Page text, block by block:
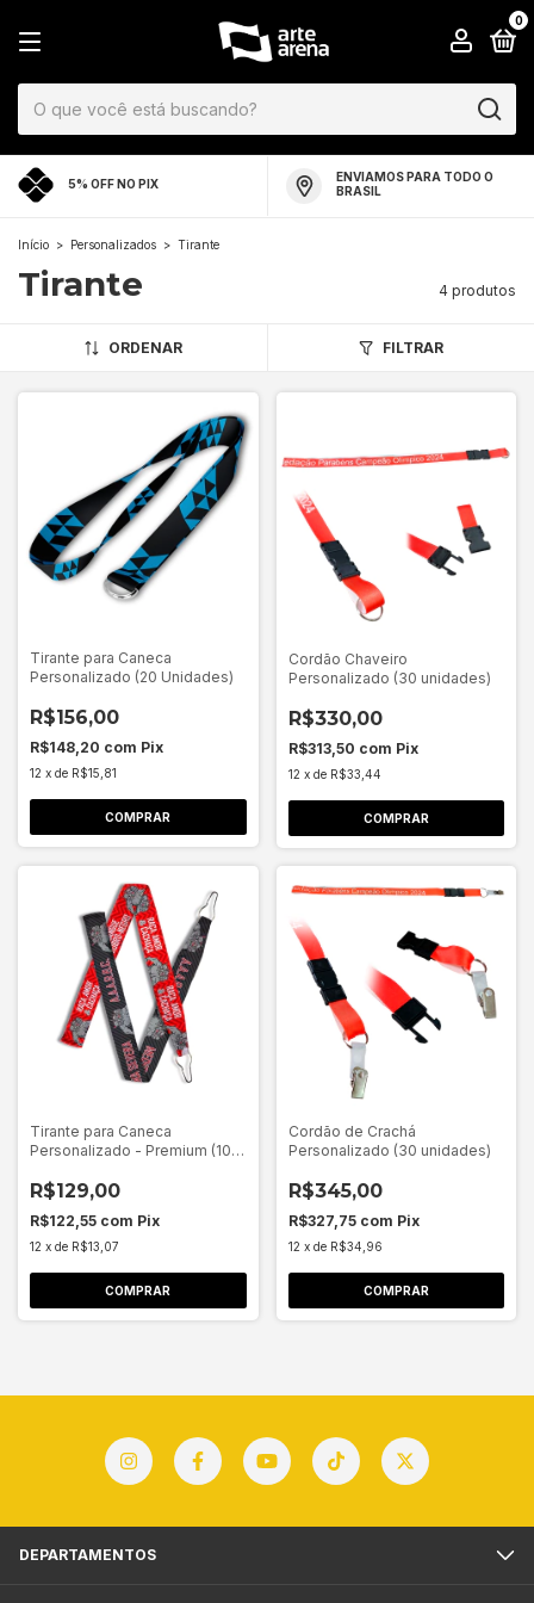
0
5% OFF NO PIX
ENVIAMOS PARA TODO O
BRASIL
Início > Personalizados > Tirante
Tirante 4 produtos
ORDENAR FILTRAR
Tirante para Caneca
Personalizado (20 Unidades)
R$156,00
R$148,20 com Pix
12 x de R$15,81
COMPRAR
Cordão Chaveiro
Personalizado (30 unidades)
R$330,00
R$313,50 com Pix
12 x de R$33,44
Tirante para Caneca
Personalizado - Premium (10
R$129,00
R$122,55 com Pix
12 x de R$13,07
COMPRAR
Cordão de Crachá
Personalizado (30 unidades)
R$345,00
R$327,75 com Pix
12 x de R$34,96
DEPARTAMENTOS